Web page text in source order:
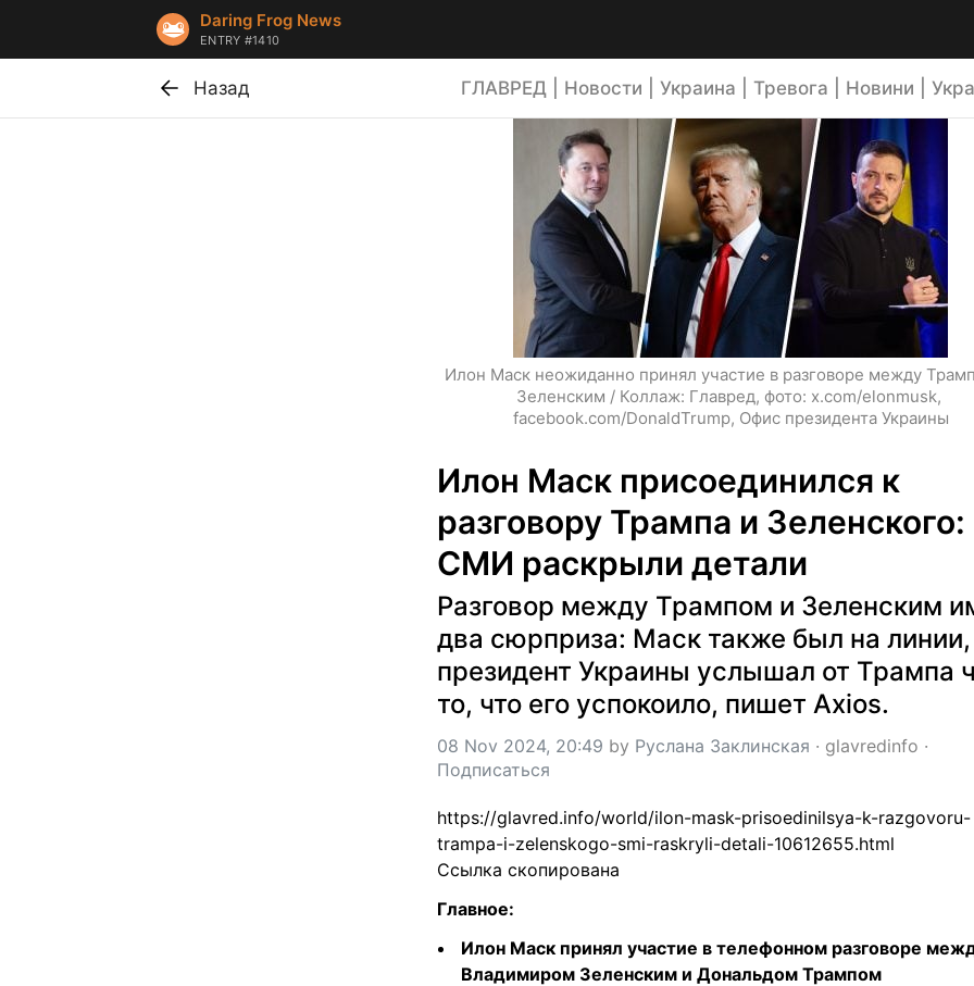
Daring Frog News
ENTRY #1410
Назад ГЛАВРЕД | Новости | Украина | Тревога | Новини |
Илон Маск неожиданно принял участие в разговоре между
Зеленским / Коллаж: Главред, фото: x.com/elonmusk,
facebook.com/DonaldTrump, Офис президента Украины
Илон Маск присоединился к
разговору Трампа и Зеленского:
СМИ раскрыли детали
Разговор между Трампом и Зеленским
два сюрприза: Маск также был на линии,
президент Украины услышал от Трампа
то, что его успокоило, пишет Axios.
08 Nov 2024, 20:49 by Руслана Заклинская · glavredinfo
Подписаться
https://glavred.info/world/ilon-mask-prisoedinilsya-k-razgovoru-
trampa-i-zelenskogo-smi-raskryli-detali-10612655.html
Ссылка скопирована
Главное:
Илон Маск принял участие в телефонном разговоре
Владимиром Зеленским и Дональдом Трампом